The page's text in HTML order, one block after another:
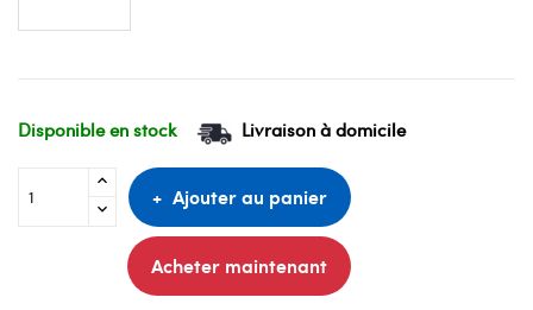
Disponible en stock Livraison à domicile
Ajouter au panier
Acheter maintenant